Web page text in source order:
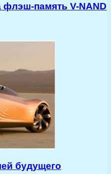
флэш-память V-NAND
будущего